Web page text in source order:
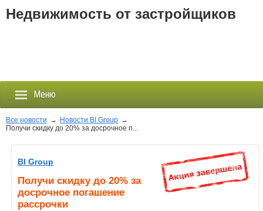
Недвижимость от застройщиков
Меню
Новостройки
Новости
Все новости → Новости BI Group →
Получи скидку до 20% за досрочное п...
BI Group
Получи скидку до 20% за
досрочное погашение
рассрочки